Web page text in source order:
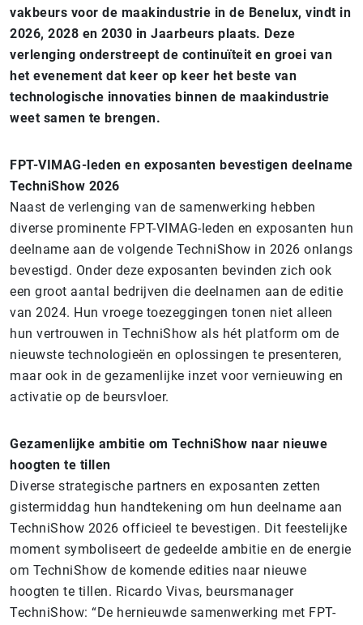
vakbeurs voor de maakindustrie in de Benelux, vindt in
2026, 2028 en 2030 in Jaarbeurs plaats. Deze
verlenging onderstreept de continuïteit en groei van
het evenement dat keer op keer het beste van
technologische innovaties binnen de maakindustrie
weet samen te brengen.
FPT-VIMAG-leden en exposanten bevestigen deelname
TechniShow 2026
Naast de verlenging van de samenwerking hebben
diverse prominente FPT-VIMAG-leden en exposanten hun
deelname aan de volgende TechniShow in 2026 onlangs
bevestigd. Onder deze exposanten bevinden zich ook
een groot aantal bedrijven die deelnamen aan de editie
van 2024. Hun vroege toezeggingen tonen niet alleen
hun vertrouwen in TechniShow als hét platform om de
nieuwste technologieën en oplossingen te presenteren,
maar ook in de gezamenlijke inzet voor vernieuwing en
activatie op de beursvloer.
Gezamenlijke ambitie om TechniShow naar nieuwe
hoogten te tillen
Diverse strategische partners en exposanten zetten
gistermiddag hun handtekening om hun deelname aan
TechniShow 2026 officieel te bevestigen. Dit feestelijke
moment symboliseert de gedeelde ambitie en de energie
om TechniShow de komende edities naar nieuwe
hoogten te tillen. Ricardo Vivas, beursmanager
TechniShow: “De hernieuwde samenwerking met FPT-